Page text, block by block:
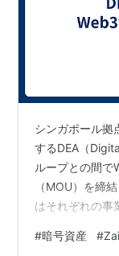
シンガポール拠
するDEA（
ループとの間で
（MOU）を締
はそれぞれの事
どに関して協議
#暗号資産 #